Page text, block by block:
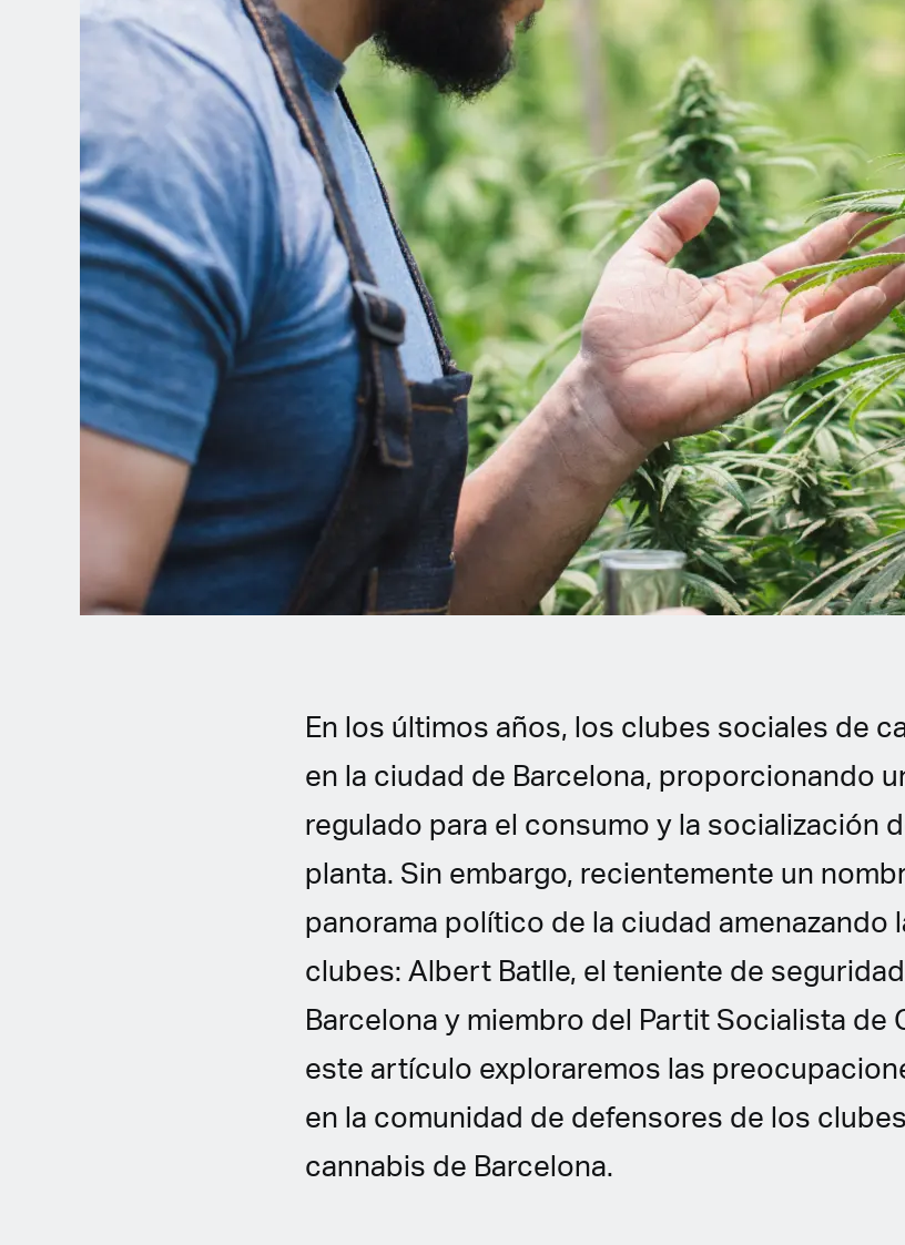
Dutch
English (United Kingdom)
English (United States)
Spanish (Spain)
Spanish (Latin America)
German
French
Italian
En los últimos años, los clubes sociales de
en la ciudad de Barcelona, proporcionando
regulado para el consumo y la socialización
planta. Sin embargo, recientemente un
panorama político de la ciudad amenazando
clubes: Albert Batlle, el teniente de
Barcelona y miembro del Partit Socialista de
este artículo exploraremos las
en la comunidad de defensores de los
cannabis de Barcelona.